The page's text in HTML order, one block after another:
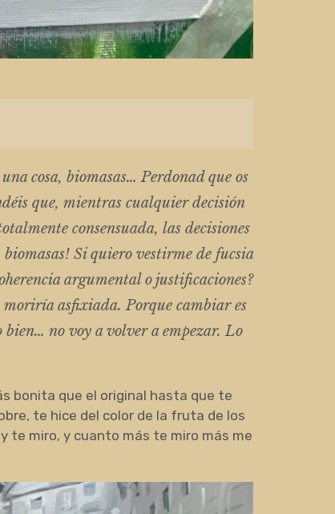
una cosa, biomasas… Perdonad que os
que, mientras cualquier decisión
consensuada, las decisiones
Si quiero vestirme de fucsia
argumental o justificaciones?
asfixiada. Porque cambiar es
bien… no voy a volver a empezar. Lo
bonita que el original hasta que te
te hice del color de la fruta de los
te miro, y cuanto más te miro más me